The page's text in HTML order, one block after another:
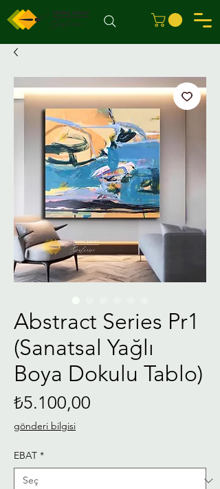
Abstract Series Pr1
(Sanatsal Yağlı
Boya Dokulu Tablo)
₺5.100,00
gönderi bilgisi
EBAT *